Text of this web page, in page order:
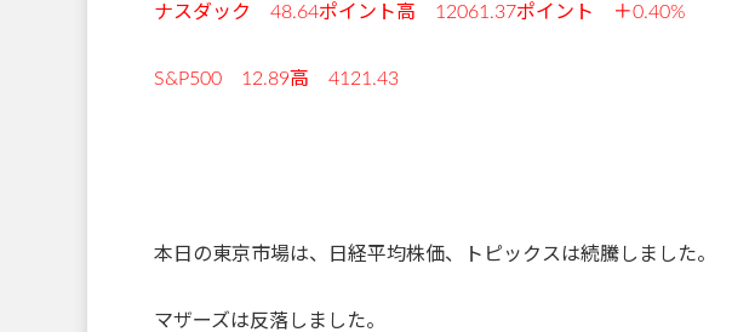
ナスダック 48.64ポイント高 12061.37ポイント ＋0.40%
S&P500 12.89高 4121.43
本日の東京市場は、日経平均株価、トピックスは続騰しました。
マザーズは反落しました。